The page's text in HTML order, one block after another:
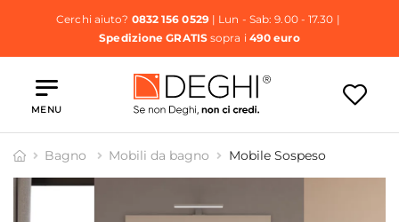
Cerchi aiuto? 0832 156 0529| Lun - Sab: 9.00 - 17.30 |
Spedizione GRATISsopra i 490 euro
MENU
Bagno Mobili da bagno Mobile Sospeso